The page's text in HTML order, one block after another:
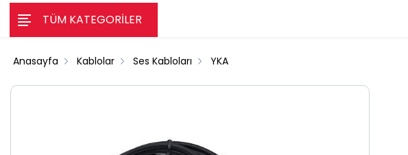
TÜM KATEGORİLER
Anasayfa Kablolar Ses Kabloları YKA